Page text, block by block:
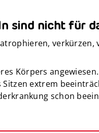
sind nicht für
Körpers
extrem
schon